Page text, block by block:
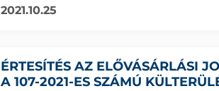
2021.10.25
ÉRTESÍTÉS AZ ELŐVÁSÁRLÁSI
A 107-2021-ES SZÁMÚ